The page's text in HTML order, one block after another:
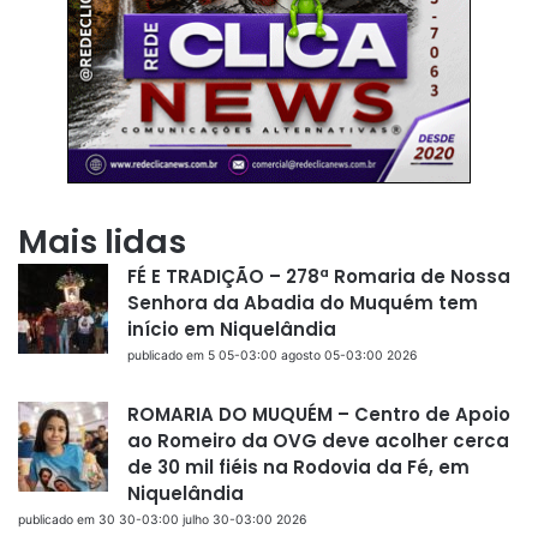
Mais lidas
FÉ E TRADIÇÃO – 278ª Romaria de Nossa
Senhora da Abadia do Muquém tem
início em Niquelândia
publicado em 5 05-03:00 agosto 05-03:00 2026
ROMARIA DO MUQUÉM – Centro de Apoio
ao Romeiro da OVG deve acolher cerca
de 30 mil fiéis na Rodovia da Fé, em
Niquelândia
publicado em 30 30-03:00 julho 30-03:00 2026